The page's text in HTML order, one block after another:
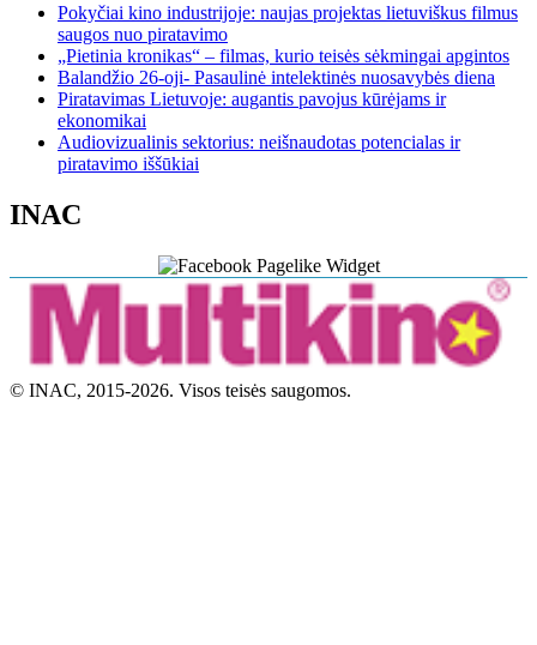
Pokyčiai kino industrijoje: naujas projektas lietuviškus filmus
saugos nuo piratavimo
„Pietinia kronikas“ – filmas, kurio teisės sėkmingai apgintos
Balandžio 26-oji- Pasaulinė intelektinės nuosavybės diena
Piratavimas Lietuvoje: augantis pavojus kūrėjams ir
ekonomikai
Audiovizualinis sektorius: neišnaudotas potencialas ir
piratavimo iššūkiai
INAC
© INAC, 2015-2026. Visos teisės saugomos.